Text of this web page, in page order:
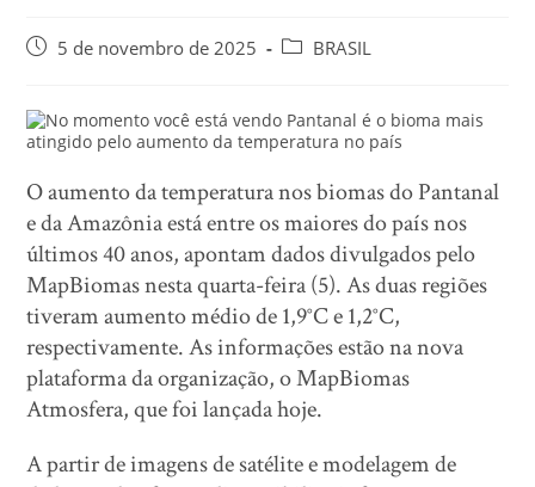
5 de novembro de 2025 BRASIL
O aumento da temperatura nos biomas do Pantanal
e da Amazônia está entre os maiores do país nos
últimos 40 anos, apontam dados divulgados pelo
MapBiomas nesta quarta-feira (5). As duas regiões
tiveram aumento médio de 1,9°C e 1,2°C,
respectivamente. As informações estão na nova
plataforma da organização, o MapBiomas
Atmosfera, que foi lançada hoje.
A partir de imagens de satélite e modelagem de